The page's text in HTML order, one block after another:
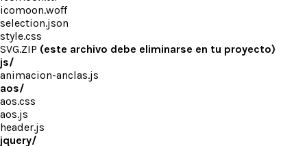
icomoon.woff
selection.json
style.css
SVG.ZIP (este archivo debe eliminarse en tu proyecto)
js/
animacion-anclas.js
aos/
aos.css
aos.js
header.js
jquery/